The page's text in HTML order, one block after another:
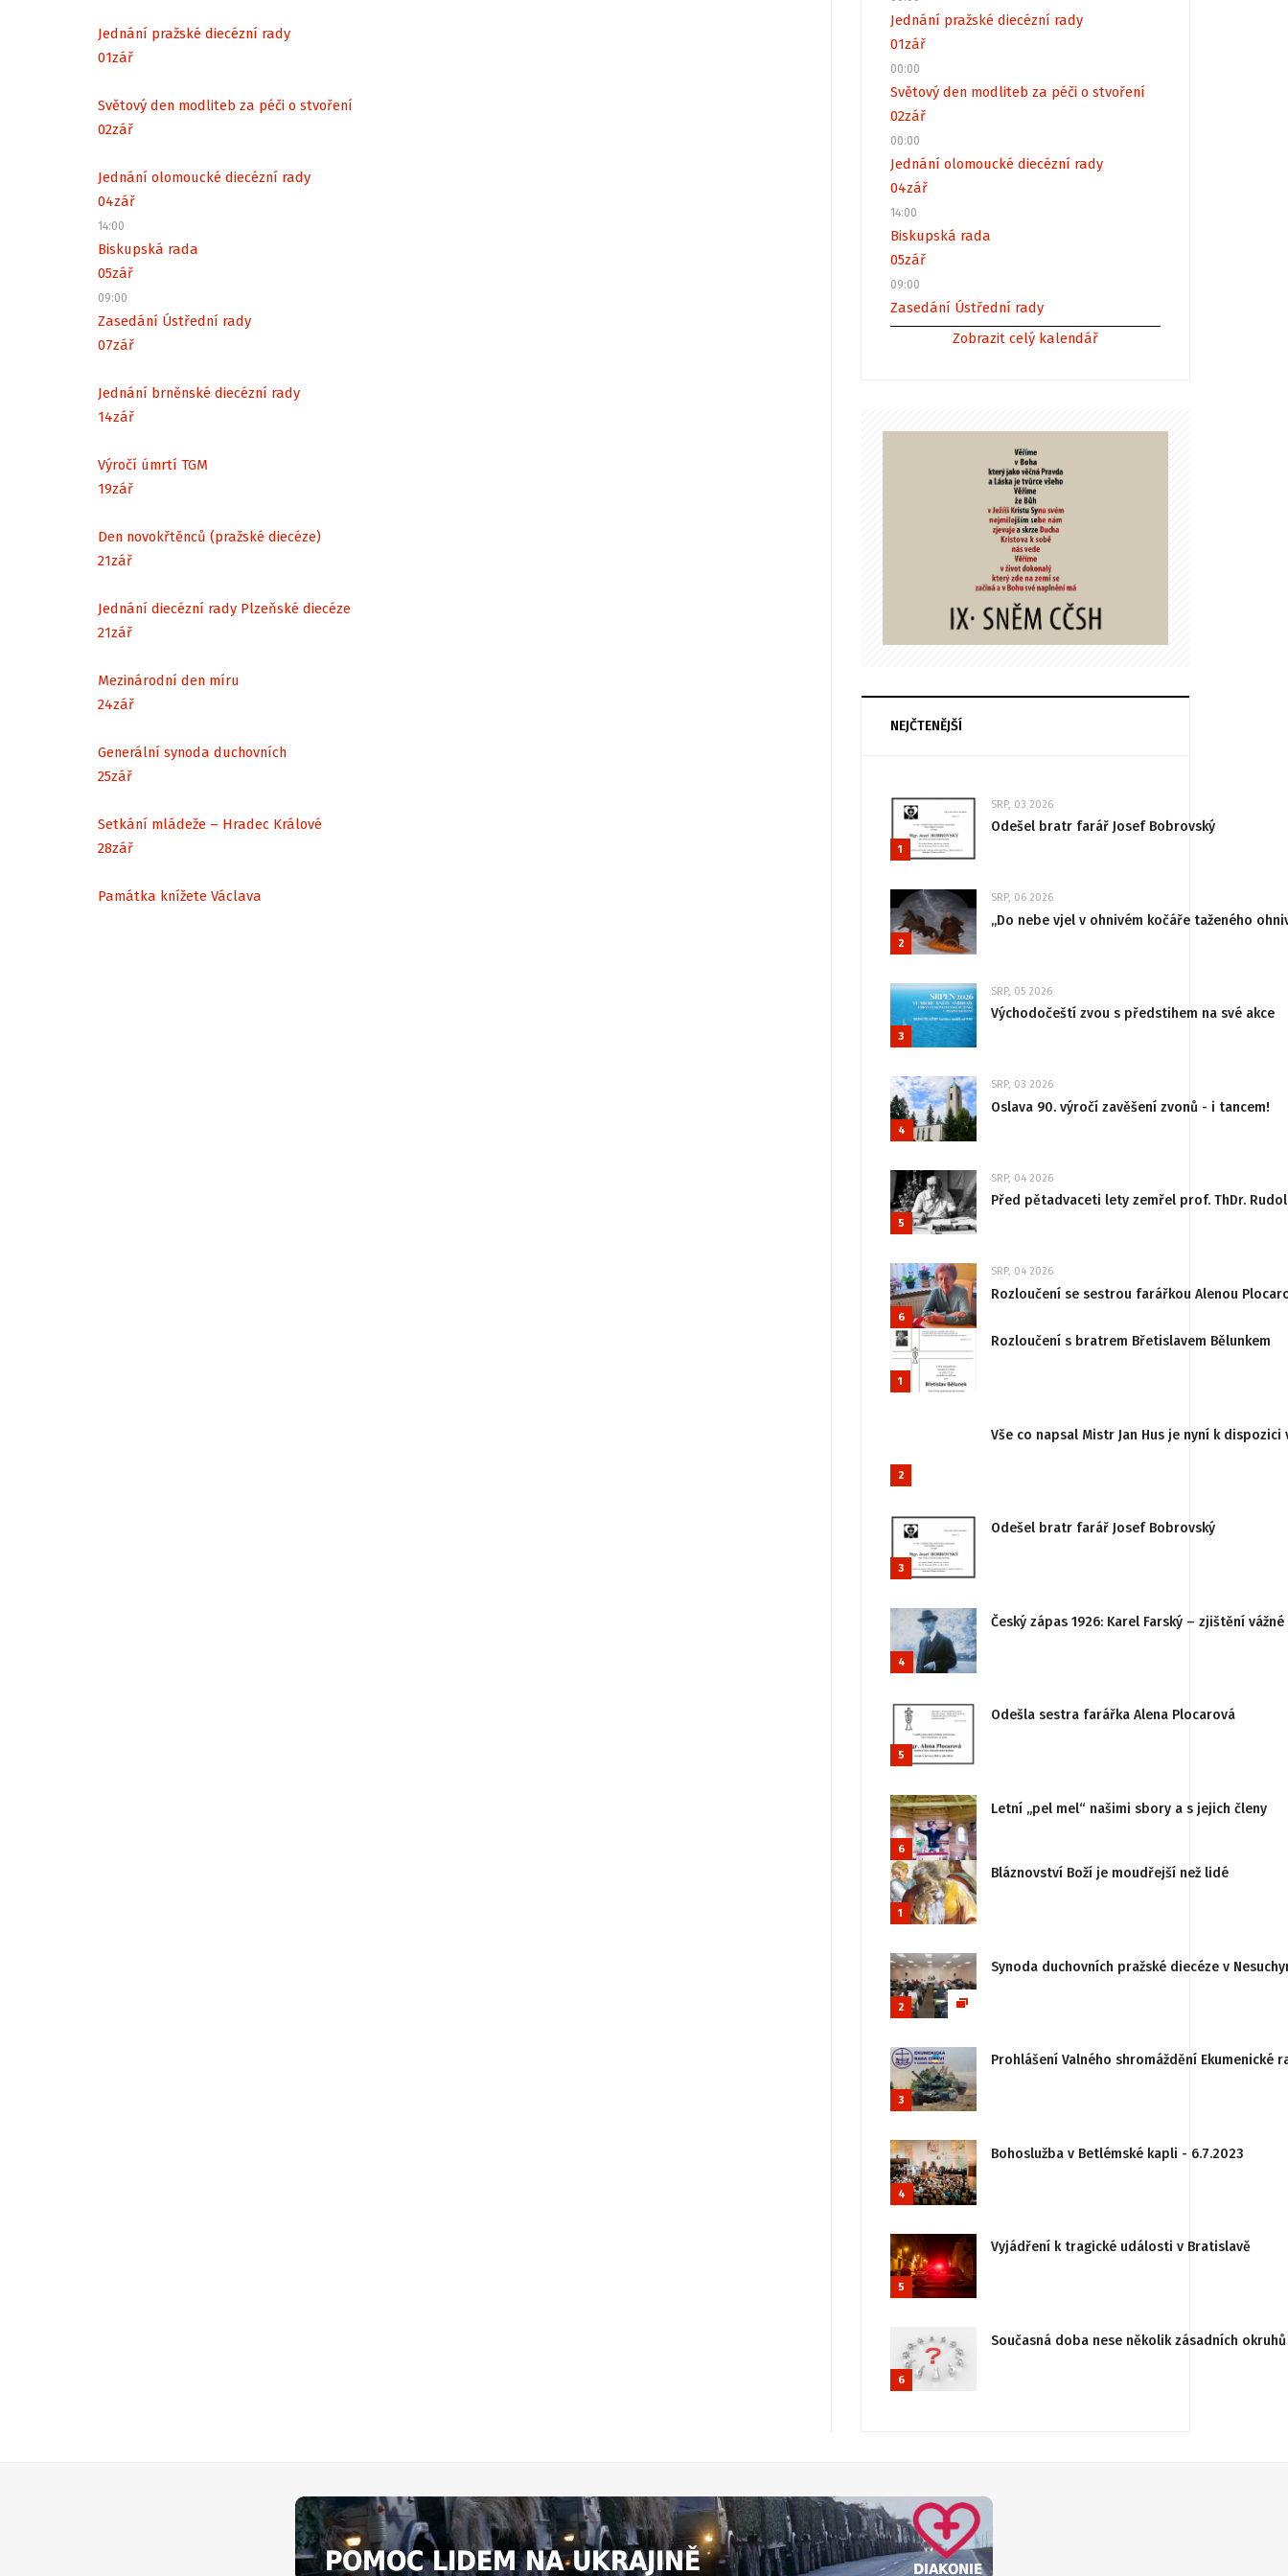
Jednání pražské diecézní rady
01zář
Světový den modliteb za péči o stvoření
02zář
Jednání olomoucké diecézní rady
04zář
14:00
Biskupská rada
05zář
09:00
Zasedání Ústřední rady
07zář
Jednání brněnské diecézní rady
14zář
Výročí úmrtí TGM
19zář
Den novokřtěnců (pražské diecéze)
21zář
Jednání diecézní rady Plzeňské diecéze
21zář
Mezinárodní den míru
24zář
Generální synoda duchovních
25zář
Setkání mládeže – Hradec Králové
28zář
Památka knížete Václava
Jednání pražské diecézní rady
01zář
00:00
Světový den modliteb za péči o stvoření
02zář
00:00
Jednání olomoucké diecézní rady
04zář
14:00
Biskupská rada
05zář
09:00
Zasedání Ústřední rady
Zobrazit celý kalendář
NEJČTENĚJŠÍ
1
SRP, 03 2026
Odešel bratr farář Josef Bobrovský
2
SRP, 06 2026
„Do nebe vjel v ohnivém kočáře taženého
3
SRP, 05 2026
Východočeští zvou s předstihem na své akce
4
SRP, 03 2026
Oslava 90. výročí zavěšení zvonů - i tancem!
5
SRP, 04 2026
Před pětadvaceti lety zemřel prof. ThDr.
6
SRP, 04 2026
Rozloučení se sestrou farářkou Alenou
1
Rozloučení s bratrem Břetislavem Bělunkem
2
Vše co napsal Mistr Jan Hus je nyní k
3
Odešel bratr farář Josef Bobrovský
4
Český zápas 1926: Karel Farský – zjištění
5
Odešla sestra farářka Alena Plocarová
6
Letní „pel mel“ našimi sbory a s jejich členy
1
Bláznovství Boží je moudřejší než lidé
2
Synoda duchovních pražské diecéze v
3
Prohlášení Valného shromáždění
4
Bohoslužba v Betlémské kapli - 6.7.2023
5
Vyjádření k tragické události v Bratislavě
6
Současná doba nese několik zásadních